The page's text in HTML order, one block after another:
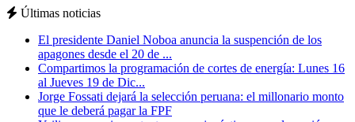
Últimas noticias
El presidente Daniel Noboa anuncia la suspención de los
apagones desde el 20 de ...
Compartimos la programación de cortes de energía: Lunes 16
al Jueves 19 de Dic...
Jorge Fossati dejará la selección peruana: el millonario monto
que le deberá pagar la FPF